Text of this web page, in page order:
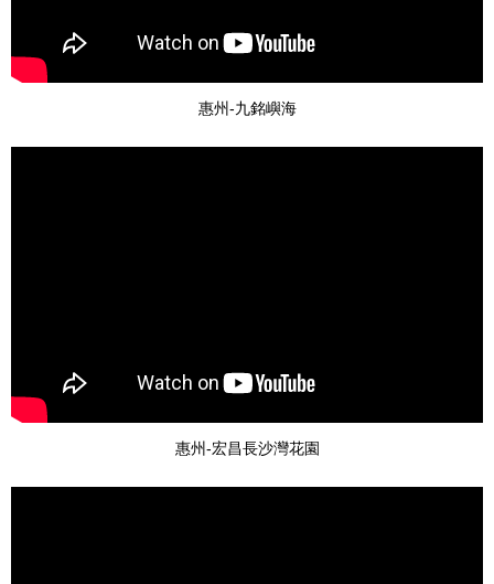
惠州-九銘嶼海
惠州-宏昌長沙灣花園